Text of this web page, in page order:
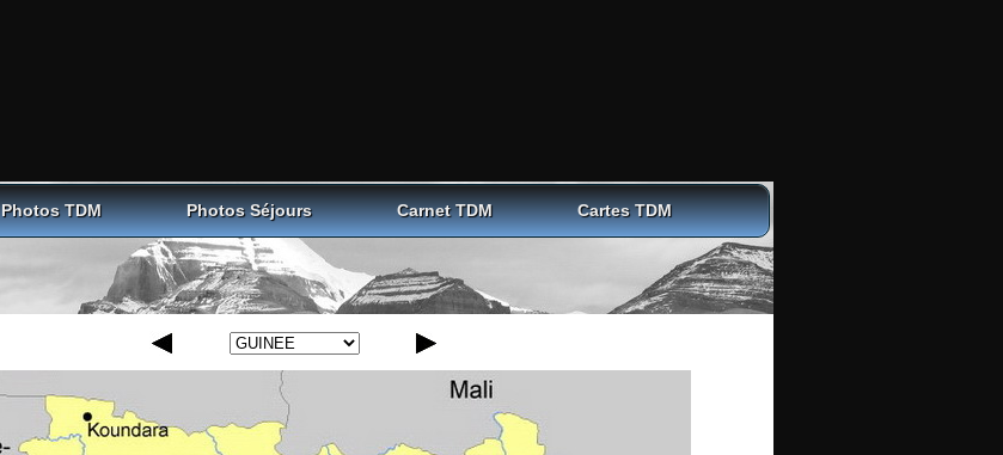
Photos TDM Photos Séjours Carnet TDM Cartes TDM